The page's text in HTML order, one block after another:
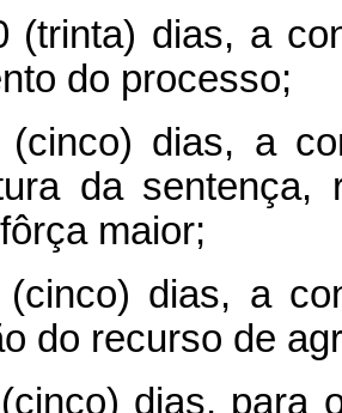
(trinta) dias, a
do processo;
dias, a
da sentença,
maior;
dias, a
do recurso de
dias, para